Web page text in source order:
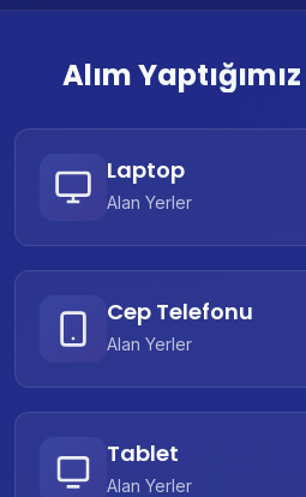
Alım
Laptop
Alan Yerler
Cep Telefonu
Alan Yerler
Tablet
Alan Yerler